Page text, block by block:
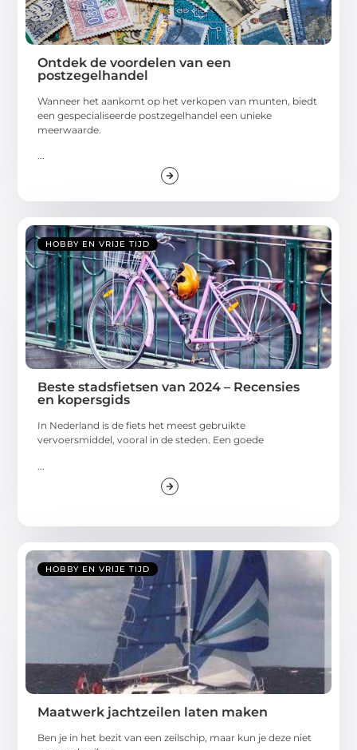
Ontdek de voordelen van een
postzegelhandel
Wanneer het aankomt op het verkopen van munten, biedt
een gespecialiseerde postzegelhandel een unieke
meerwaarde.
...
HOBBY EN VRIJE TIJD
Beste stadsfietsen van 2024 – Recensies
en kopersgids
In Nederland is de fiets het meest gebruikte
vervoersmiddel, vooral in de steden. Een goede
HOBBY EN VRIJE TIJD
Maatwerk jachtzeilen laten maken
Ben je in het bezit van een zeilschip, maar kun je deze niet